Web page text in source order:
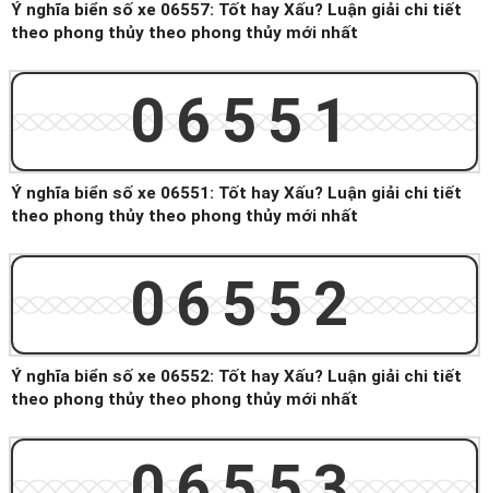
Ý nghĩa biển số xe 06557: Tốt hay Xấu? Luận giải chi tiết
theo phong thủy theo phong thủy mới nhất
06551
Ý nghĩa biển số xe 06551: Tốt hay Xấu? Luận giải chi tiết
theo phong thủy theo phong thủy mới nhất
06552
Ý nghĩa biển số xe 06552: Tốt hay Xấu? Luận giải chi tiết
theo phong thủy theo phong thủy mới nhất